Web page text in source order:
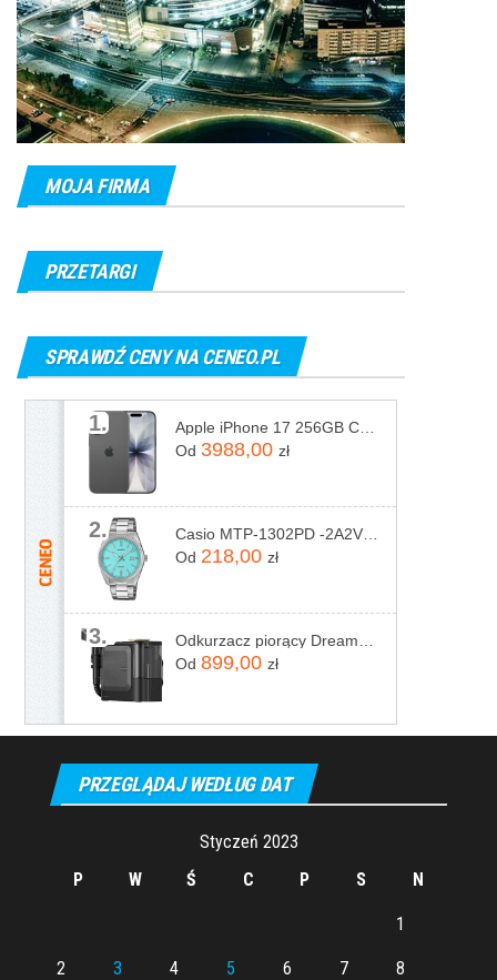
MOJA FIRMA
PRZETARGI
SPRAWDŹ CENY NA CENEO.PL
1.
Od 3988,00 zł
2.
Od 218,00 zł
3.
Od 899,00 zł
PRZEGLĄDAJ WEDŁUG DAT
Styczeń 2023
P
W Ś C P S N
1
2 3 4 5 6 7 8